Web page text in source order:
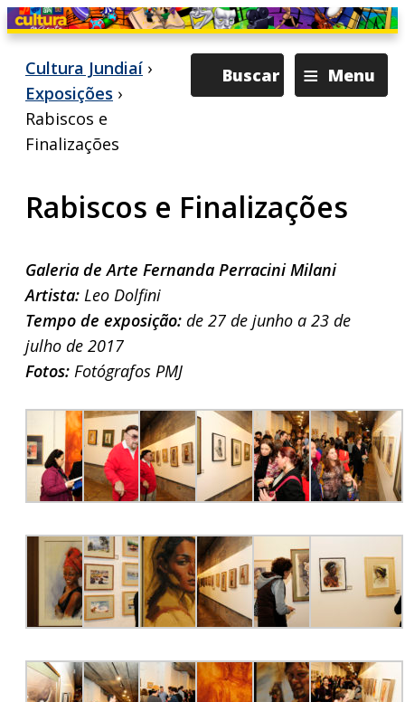
≡ Menu
Buscar
Cultura Jundiaí ›
Exposições ›
Rabiscos e
Finalizações
Rabiscos e Finalizações
Galeria de Arte Fernanda Perracini Milani
Artista: Leo Dolfini
Tempo de exposição: de 27 de junho a 23 de
julho de 2017
Fotos: Fotógrafos PMJ